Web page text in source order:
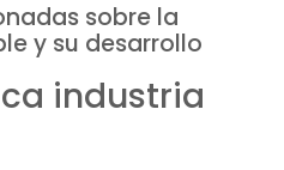
sobre la
y su desarrollo
industria